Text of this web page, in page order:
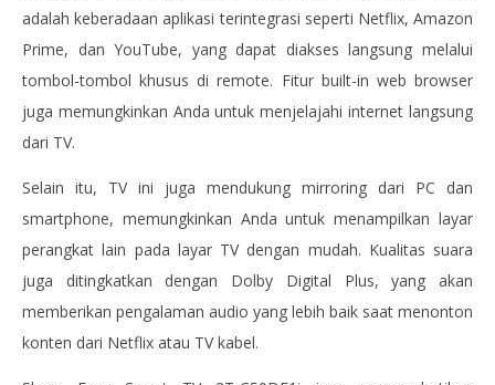
adalah keberadaan aplikasi terintegrasi seperti Netflix, Amazon
Prime, dan YouTube, yang dapat diakses langsung melalui
tombol-tombol khusus di remote. Fitur built-in web browser
juga memungkinkan Anda untuk menjelajahi internet langsung
dari TV.
Selain itu, TV ini juga mendukung mirroring dari PC dan
smartphone, memungkinkan Anda untuk menampilkan layar
perangkat lain pada layar TV dengan mudah. Kualitas suara
juga ditingkatkan dengan Dolby Digital Plus, yang akan
memberikan pengalaman audio yang lebih baik saat menonton
konten dari Netflix atau TV kabel.